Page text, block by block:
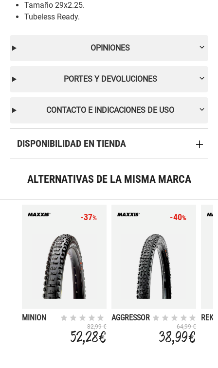
Tamaño 29x2.25.
Tubeless Ready.
OPINIONES
PORTES Y DEVOLUCIONES
CONTACTO E INDICACIONES DE USO
DISPONIBILIDAD EN TIENDA
ALTERNATIVAS DE LA MISMA MARCA
-37%
MINION
82,99 €
52,28 €
-40%
AGGRESSOR
64,99 €
38,99 €